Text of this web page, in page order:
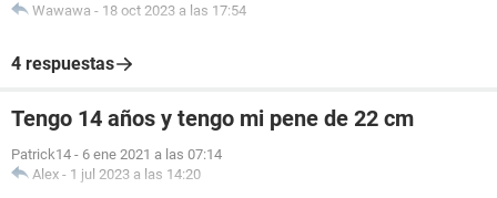
Wawawa - 18 oct 2023 a las 17:54
4 respuestas
Tengo 14 años y tengo mi pene de 22 cm
Patrick14 - 6 ene 2021 a las 07:14
Alex - 1 jul 2023 a las 14:20